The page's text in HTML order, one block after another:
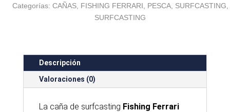
Categorías: CAÑAS, FISHING FERRARI PESCA, SURFCASTING
SURFCASTING
Descripción
Valoraciones (0)
La caña de surfcasting Fishing Ferrari